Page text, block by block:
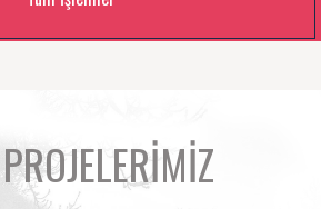
PROJELERİMİZ